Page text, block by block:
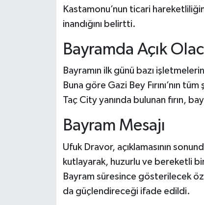
Kastamonu’nun ticari
inandığını belirtti.
Bayramda Açık
Bayramın ilk günü bazı
Buna göre Gazi Bey Fırını’nın
Taç City yanında bulunan fırın,
Bayram Mesajı
Ufuk Dravor, açıklamasının
kutlayarak, huzurlu ve bereketli
Bayram süresince gösterilecek
da güçlendireceği ifade edildi.